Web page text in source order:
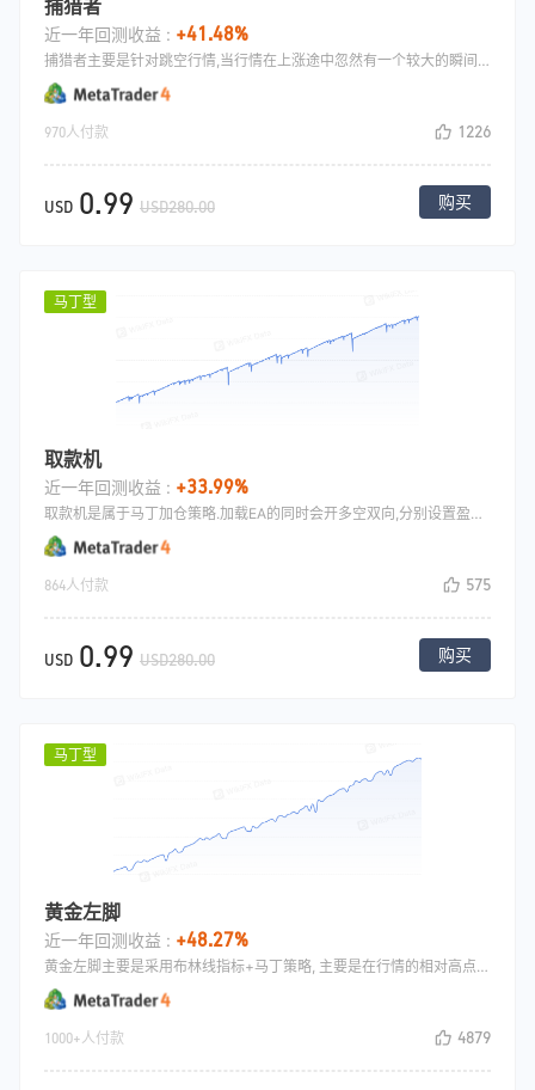
捕猎者
近一年回测收益 : +41.48%
捕猎者主要是针对跳空行情,当行情在上涨途中忽然有一个较大的瞬间上涨,策略预判会有大行情，这时候策略会去做多，在设置一个小止盈，大止损，这样胜率就会很高.
970人付款 1226
USD 0.99 USD280.00 购买
马丁型
取款机
近一年回测收益 : +33.99%
取款机是属于马丁加仓策略.加载EA的同时会开多空双向,分别设置盈利,如果如果方向做反了亏损则加倍加仓,加仓之后设置一个所有同方向单子的止盈,到了平仓,然后再开这方向的单子.
864人付款 575
USD 0.99 USD280.00 购买
马丁型
黄金左脚
近一年回测收益 : +48.27%
黄金左脚主要是采用布林线指标+马丁策略, 主要是在行情的相对高点做空，相对低点做多，亏损之后加仓,加仓之后统一止盈出场.
1000+人付款 4879